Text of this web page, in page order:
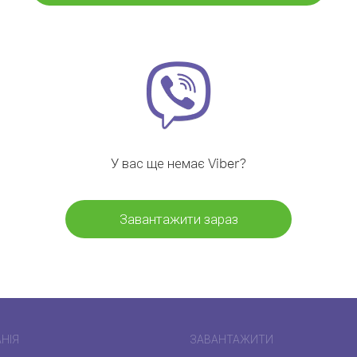
У вас ще немає Viber?
Завантажити зараз
ЗАВАНТАЖИТИ